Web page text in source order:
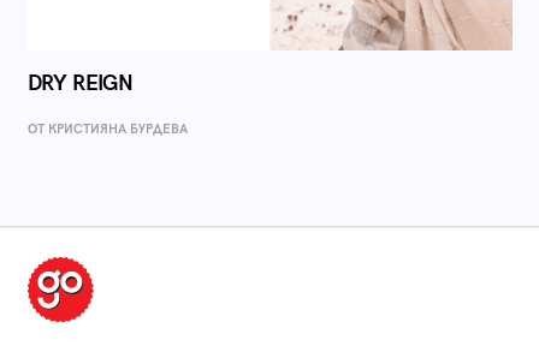
DRY REIGN
ОТ КРИСТИЯНА БУРДЕВА